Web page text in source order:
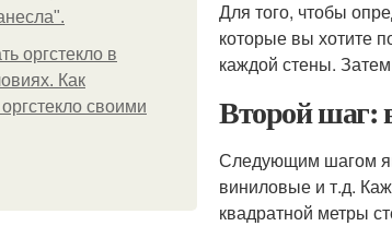
оргстекло в
Как
своими
Для того, чтобы
которые вы хотите
каждой стены.
Второй шаг:
Следующим шагом
виниловые и т.д.
квадратной метры